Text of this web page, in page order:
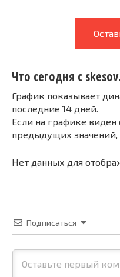
Что сегодня с
График показывает
последние 14 дней.
Если на графике
предыдущих значений,
Нет данных для
Подписаться